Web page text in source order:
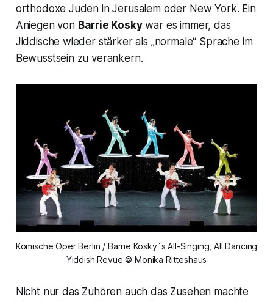
orthodoxe Juden in Jerusalem oder New York. Ein
Aniegen von Barrie Koskywar es immer, das
Jiddische wieder stärker als „normale“ Sprache im
Bewusstsein zu verankern.
Komische Oper Berlin / Barrie Kosky´s All-Singing, All Dancing
Yiddish Revue © Monika Ritteshaus
Nicht nur das Zuhören auch das Zusehen machte